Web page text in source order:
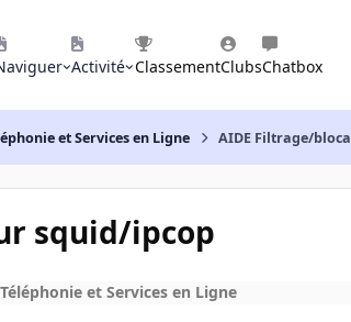
Activité ClassementClubsChatbox
et Services en Ligne AIDE Filtrage/
squid/ipcop
et Services en Ligne